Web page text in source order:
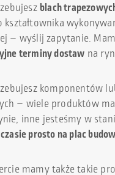
blach
kształtownika
– wyślij zapytanie.
terminy dostaw na
komponentów
– wiele produktów
inne jesteśmy w
prosto na plac
mamy także takie